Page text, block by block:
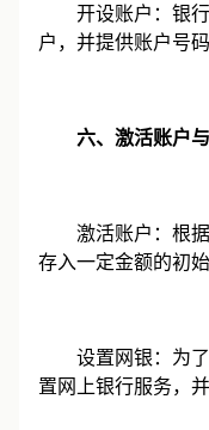
开设账户：银行
户，并提供账户号
六、激活账户
激活账户：根据
存入一定金额的初
设置网银：为了
置网上银行服务，